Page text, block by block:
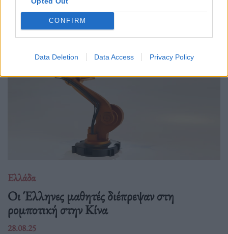
CONFIRM
Data Deletion Data Access Privacy Policy
σημερινή πανελλαδική κινητοποίηση, που μπλοκάρει
μεταφορές και υπηρεσίες. Στο επίκεντρο των
Ελλάδα
Οι Έλληνες μαθητές διέπρεψαν στη
ρομποτική στην Κίνα
28.08.25